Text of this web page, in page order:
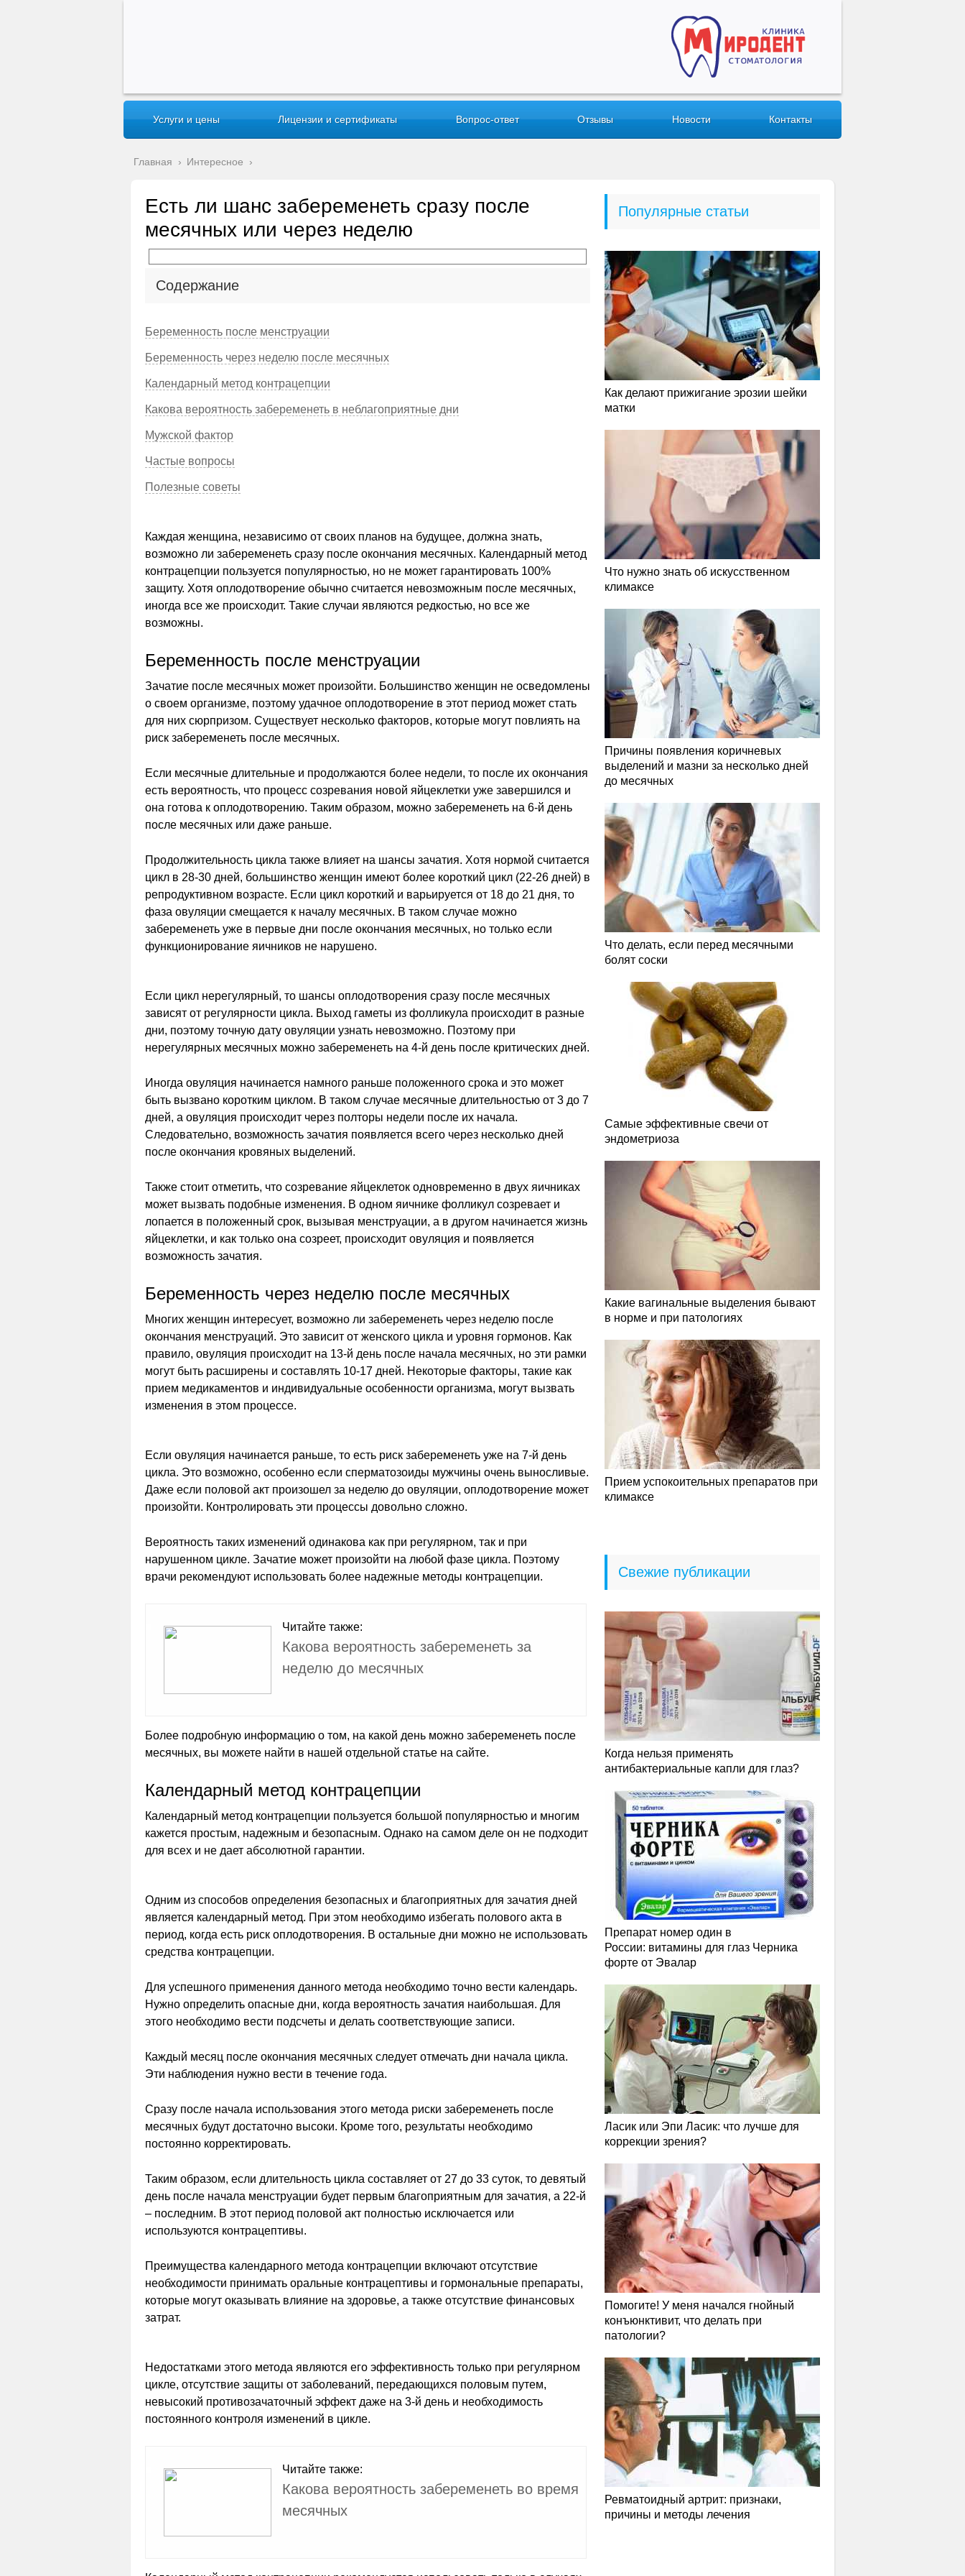
Услуги и цены Лицензии и сертификаты Вопрос-ответ Отзывы Новости Контакты
Главная › Интересное ›
Есть ли шанс забеременеть сразу после
месячных или через неделю
Содержание
Беременность после менструации
Беременность через неделю после месячных
Календарный метод контрацепции
Какова вероятность забеременеть в неблагоприятные дни
Мужской фактор
Частые вопросы
Полезные советы
Каждая женщина, независимо от своих планов на будущее, должна знать,
возможно ли забеременеть сразу после окончания месячных. Календарный метод
контрацепции пользуется популярностью, но не может гарантировать 100%
защиту. Хотя оплодотворение обычно считается невозможным после месячных,
иногда все же происходит. Такие случаи являются редкостью, но все же
возможны.
Беременность после менструации
Зачатие после месячных может произойти. Большинство женщин не осведомлены
о своем организме, поэтому удачное оплодотворение в этот период может стать
для них сюрпризом. Существует несколько факторов, которые могут повлиять на
риск забеременеть после месячных.
Если месячные длительные и продолжаются более недели, то после их окончания
есть вероятность, что процесс созревания новой яйцеклетки уже завершился и
она готова к оплодотворению. Таким образом, можно забеременеть на 6-й день
после месячных или даже раньше.
Продолжительность цикла также влияет на шансы зачатия. Хотя нормой считается
цикл в 28-30 дней, большинство женщин имеют более короткий цикл (22-26 дней) в
репродуктивном возрасте. Если цикл короткий и варьируется от 18 до 21 дня, то
фаза овуляции смещается к началу месячных. В таком случае можно
забеременеть уже в первые дни после окончания месячных, но только если
функционирование яичников не нарушено.
Если цикл нерегулярный, то шансы оплодотворения сразу после месячных
зависят от регулярности цикла. Выход гаметы из фолликула происходит в разные
дни, поэтому точную дату овуляции узнать невозможно. Поэтому при
нерегулярных месячных можно забеременеть на 4-й день после критических дней.
Иногда овуляция начинается намного раньше положенного срока и это может
быть вызвано коротким циклом. В таком случае месячные длительностью от 3 до 7
дней, а овуляция происходит через полторы недели после их начала.
Следовательно, возможность зачатия появляется всего через несколько дней
после окончания кровяных выделений.
Также стоит отметить, что созревание яйцеклеток одновременно в двух яичниках
может вызвать подобные изменения. В одном яичнике фолликул созревает и
лопается в положенный срок, вызывая менструации, а в другом начинается жизнь
яйцеклетки, и как только она созреет, происходит овуляция и появляется
возможность зачатия.
Беременность через неделю после месячных
Многих женщин интересует, возможно ли забеременеть через неделю после
окончания менструаций. Это зависит от женского цикла и уровня гормонов. Как
правило, овуляция происходит на 13-й день после начала месячных, но эти рамки
могут быть расширены и составлять 10-17 дней. Некоторые факторы, такие как
прием медикаментов и индивидуальные особенности организма, могут вызвать
изменения в этом процессе.
Если овуляция начинается раньше, то есть риск забеременеть уже на 7-й день
цикла. Это возможно, особенно если сперматозоиды мужчины очень выносливые.
Даже если половой акт произошел за неделю до овуляции, оплодотворение может
произойти. Контролировать эти процессы довольно сложно.
Вероятность таких изменений одинакова как при регулярном, так и при
нарушенном цикле. Зачатие может произойти на любой фазе цикла. Поэтому
врачи рекомендуют использовать более надежные методы контрацепции.
Читайте также:
Какова вероятность забеременеть за
неделю до месячных
Более подробную информацию о том, на какой день можно забеременеть после
месячных, вы можете найти в нашей отдельной статье на сайте.
Календарный метод контрацепции
Календарный метод контрацепции пользуется большой популярностью и многим
кажется простым, надежным и безопасным. Однако на самом деле он не подходит
для всех и не дает абсолютной гарантии.
Одним из способов определения безопасных и благоприятных для зачатия дней
является календарный метод. При этом необходимо избегать полового акта в
период, когда есть риск оплодотворения. В остальные дни можно не использовать
средства контрацепции.
Для успешного применения данного метода необходимо точно вести календарь.
Нужно определить опасные дни, когда вероятность зачатия наибольшая. Для
этого необходимо вести подсчеты и делать соответствующие записи.
Каждый месяц после окончания месячных следует отмечать дни начала цикла.
Эти наблюдения нужно вести в течение года.
Сразу после начала использования этого метода риски забеременеть после
месячных будут достаточно высоки. Кроме того, результаты необходимо
постоянно корректировать.
Таким образом, если длительность цикла составляет от 27 до 33 суток, то девятый
день после начала менструации будет первым благоприятным для зачатия, а 22-й
– последним. В этот период половой акт полностью исключается или
используются контрацептивы.
Преимущества календарного метода контрацепции включают отсутствие
необходимости принимать оральные контрацептивы и гормональные препараты,
которые могут оказывать влияние на здоровье, а также отсутствие финансовых
затрат.
Недостатками этого метода являются его эффективность только при регулярном
цикле, отсутствие защиты от заболеваний, передающихся половым путем,
невысокий противозачаточный эффект даже на 3-й день и необходимость
постоянного контроля изменений в цикле.
Читайте также:
Какова вероятность забеременеть во время
месячных
Популярные статьи
Как делают прижигание эрозии шейки
матки
Что нужно знать об искусственном
климаксе
Причины появления коричневых
выделений и мазни за несколько дней
до месячных
Что делать, если перед месячными
болят соски
Самые эффективные свечи от
эндометриоза
Какие вагинальные выделения бывают
в норме и при патологиях
Прием успокоительных препаратов при
климаксе
Свежие публикации
Когда нельзя применять
антибактериальные капли для глаз?
Препарат номер один в
России: витамины для глаз Черника
форте от Эвалар
Ласик или Эпи Ласик: что лучше для
коррекции зрения?
Помогите! У меня начался гнойный
конъюнктивит, что делать при
патологии?
Ревматоидный артрит: признаки,
причины и методы лечения